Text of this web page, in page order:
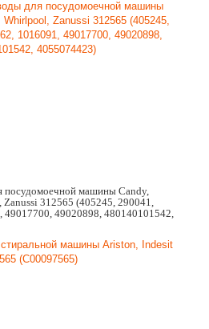
посудомоечной машины Candy,
312565 (405245, 290041,
49020898, 480140101542,